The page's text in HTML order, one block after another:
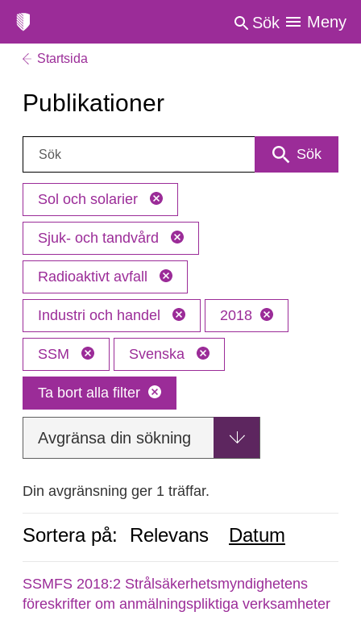
Sök Meny
Startsida
Publikationer
Sök: Sök
Sol och solarier
Sjuk- och tandvård
Radioaktivt avfall
Industri och handel 2018
SSM Svenska
Ta bort alla filter
Avgränsa din sökning
Din avgränsning ger 1 träffar.
Sortera på: Relevans Datum
SSMFS 2018:2 Strålsäkerhetsmyndighetens
föreskrifter om anmälningspliktiga verksamheter